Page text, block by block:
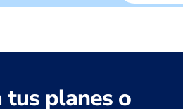
tus planes o